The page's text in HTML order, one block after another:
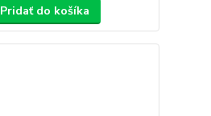
Pridať do košíka